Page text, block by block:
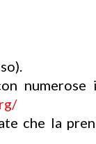
numerose
che la